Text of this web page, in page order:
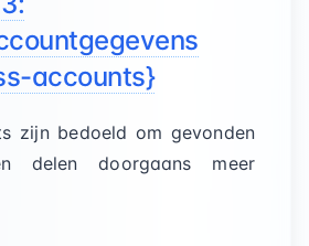
accounts}
zijn bedoeld om gevonden
delen doorgaans meer